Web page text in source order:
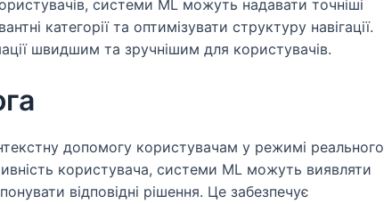
системи ML можуть надавати точніші
категорії та оптимізувати структуру навігації.
швидшим та зручнішим для користувачів.
допомогу користувачам у режимі реального
користувача, системи ML можуть виявляти
відповідні рішення. Це забезпечує